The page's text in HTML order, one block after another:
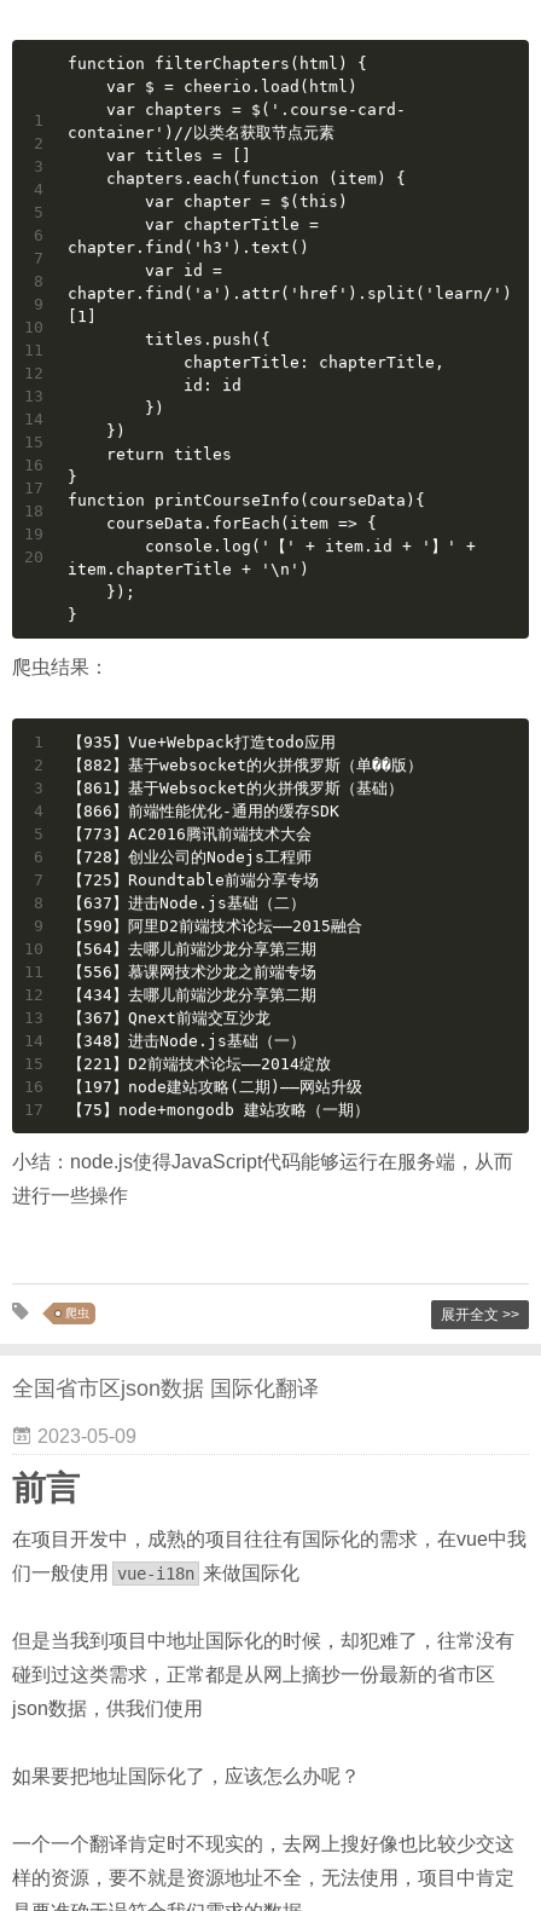
1
2
3
4
5
6
7
8
9
10
11
12
13
14
15
16
17
18
19
20
function filterChapters(html) {
    var $ = cheerio.load(html)
container')//以类名获取节点元素
    var titles = []
    chapters.each(function (item) {
        var chapter = $(this)
chapter.find('h3').text()
chapter.find('a').attr('href').split('learn/')
[1]
        titles.push({
            chapterTitle: chapterTitle,
            id: id
        })
    })
    return titles
}
function printCourseInfo(courseData){
    courseData.forEach(item => {
item.chapterTitle + '\n')
    });
}
爬虫结果：
1
2
3
4
5
6
7
8
9
10
11
12
13
14
15
16
17
【935】Vue+Webpack打造todo应用
【882】基于websocket的火拼俄罗斯（单��版）
【861】基于Websocket的火拼俄罗斯（基础）
【866】前端性能优化-通用的缓存SDK
【773】AC2016腾讯前端技术大会
【728】创业公司的Nodejs工程师
【725】Roundtable前端分享专场
【637】进击Node.js基础（二）
【590】阿里D2前端技术论坛——2015融合
【564】去哪儿前端沙龙分享第三期
【556】慕课网技术沙龙之前端专场
【434】去哪儿前端沙龙分享第二期
【367】Qnext前端交互沙龙
【348】进击Node.js基础（一）
【221】D2前端技术论坛——2014绽放
【197】node建站攻略(二期)——网站升级
【75】node+mongodb 建站攻略（一期）
小结：node.js使得JavaScript代码能够运行在服务端，从而
进行一些操作
爬虫 展开全文 >>
全国省市区json数据 国际化翻译
2023-05-09
前言
在项目开发中，成熟的项目往往有国际化的需求，在vue中我
们一般使用
vue-i18n 来做国际化
但是当我到项目中地址国际化的时候，却犯难了，往常没有
碰到过这类需求，正常都是从网上摘抄一份最新的省市区
json数据，供我们使用
如果要把地址国际化了，应该怎么办呢？
一个一个翻译肯定时不现实的，去网上搜好像也比较少交这
样的资源，要不就是资源地址不全，无法使用，项目中肯定